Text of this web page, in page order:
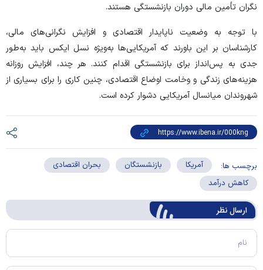
نگران تأمین مالی دوران بازنشستگی هستند.
با توجه به وضعیت ناپایدار اقتصادی و افزایش نگرانی‌های مالی،
کارشناسان بر این باورند که آمریکایی‌ها به‌ویژه نسل ایکس باید به‌طور
جدی به پس‌انداز برای بازنشستگی اقدام کنند. هر چند، افزایش روزانه
هزینه‌های زندگی و وخامت اوضاع اقتصادی، چنین کاری را برای بسیاری از
شهروندان میانسال آمریکایی دشوار کرده است.
برچسب ها: آمریکا بازنشستگان
بحران اقتصادی
کاهش درآمد
ارسال‌ نظر